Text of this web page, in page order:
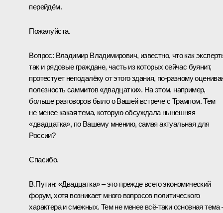
перейдём.
Пожалуйста.
Вопрос: Владимир Владимирович, известно, что как
так и рядовые граждане, часть из которых сейчас буянит,
протестует неподалёку от этого здания, по-разному
полезность саммитов «двадцатки». На этом, например,
больше разговоров было о Вашей встрече с Трампом. Тем
не менее какая тема, которую обсуждала нынешняя
«двадцатка», по Вашему мнению, самая актуальная для
России?
Спасибо.
В.Путин: «Двадцатка» – это прежде всего экономический
форум, хотя возникает много вопросов политического
характера и смежных. Тем не менее всё-таки основная тема